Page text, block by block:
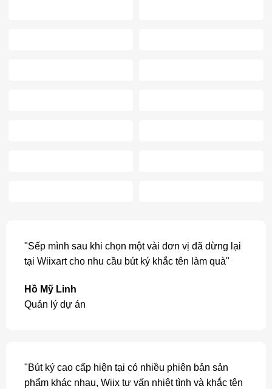
"Sếp mình sau khi chọn một vài đơn vị đã dừng lại
tại Wiixart cho nhu cầu bút ký khắc tên làm quà"
Hồ Mỹ Linh
Quản lý dự án
"Bút ký cao cấp hiện tại có nhiều phiên bản sản
phẩm khác nhau, Wiix tư vấn nhiệt tình và khắc tên